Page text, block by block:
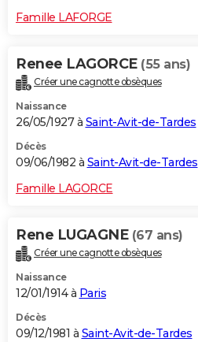
Famille LAFORGE
Renee LAGORCE (55 ans)
Créer une cagnotte obsèques
Naissance
26/05/1927 à Saint-Avit-de-Tardes
Décès
09/06/1982 à Saint-Avit-de-Tardes
Famille LAGORCE
Rene LUGAGNE (67 ans)
Créer une cagnotte obsèques
Naissance
12/01/1914 à Paris
Décès
09/12/1981 à Saint-Avit-de-Tardes